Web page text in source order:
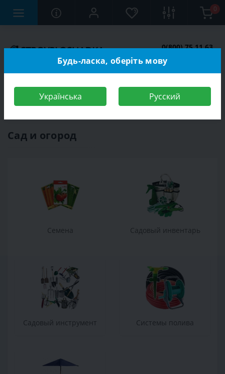
0
0(800) 75 11 63
Сад и огород
Семена Садовый инвентарь
Садовый инструмент Системы полива
Будь-ласка, оберіть мову
Українська Русский